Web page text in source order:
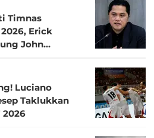
Timnas
Erick
John
Luciano
Taklukkan
2026